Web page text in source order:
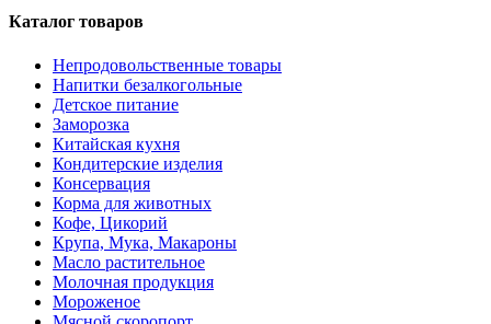
Каталог товаров
Непродовольственные товары
Напитки безалкогольные
Детское питание
Заморозка
Китайская кухня
Кондитерские изделия
Консервация
Корма для животных
Кофе, Цикорий
Крупа, Мука, Макароны
Масло растительное
Молочная продукция
Мороженое